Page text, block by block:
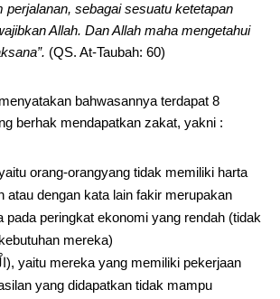
perjalanan, sebagai sesuatu ketetapan
Allah. Dan Allah maha mengetahui
. (QS. At-Taubah: 60)
bahwasannya terdapat 8
berhak mendapatkan zakat, yakni :
atau dengan kata lain fakir merupakan
pada peringkat ekonomi yang rendah (tidak
mereka)
yang didapatkan tidak mampu